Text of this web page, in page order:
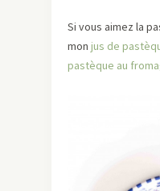
Si vous aimez la
mon jus de
pastèque au